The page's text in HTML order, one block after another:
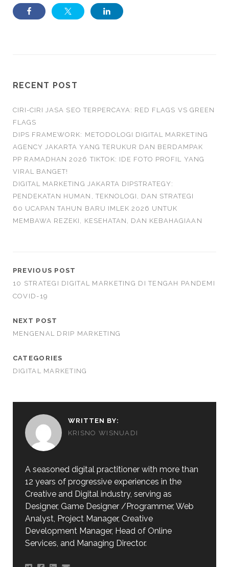
RECENT POST
CIRI-CIRI JASA SEO TERPERCAYA: RED FLAGS VS GREEN
FLAGS
DIPS FRAMEWORK: METODOLOGI DIGITAL MARKETING
AGENCY JAKARTA YANG TERUKUR DAN BERDAMPAK
PP RAMADHAN 2026 TIKTOK: IDE FOTO PROFIL YANG
VIRAL BANGET!
DIGITAL MARKETING JAKARTA DIPSTRATEGY:
PENDEKATAN HUMAN, TEKNOLOGI, DAN STRATEGI
60 UCAPAN TAHUN BARU IMLEK 2026 UNTUK
MEMBAWA REZEKI, KESEHATAN, DAN KEBAHAGIAAN
PREVIOUS POST
10 STRATEGI DIGITAL MARKETING DI TENGAH PANDEMI
COVID-19
NEXT POST
MENGENAL DRIP MARKETING
CATEGORIES
DIGITAL MARKETING
WRITTEN BY:
KRISNO WISNUADI
A seasoned digital practitioner with more than
12 years of progressive experiences in the
Creative and Digital industry, serving as
Designer, Game Designer /Programmer, Web
Analyst, Project Manager, Creative
Development Manager, Head of Online
Services, and Managing Director.